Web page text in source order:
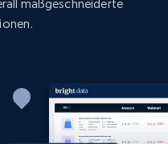
data on products using
Jetzt anfangen
maßgeschneiderte